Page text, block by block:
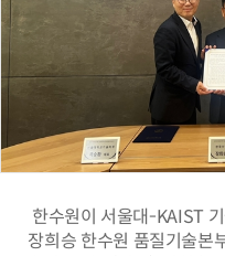
한수원이 서울대-KAIST
장희승 한수원 품질기술본